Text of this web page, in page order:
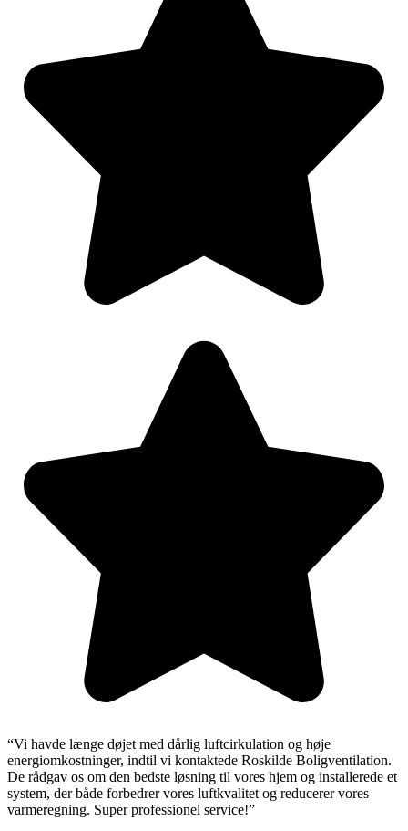
“Vi havde længe døjet med dårlig luftcirkulation og høje
energiomkostninger, indtil vi kontaktede Roskilde Boligventilation.
De rådgav os om den bedste løsning til vores hjem og installerede et
system, der både forbedrer vores luftkvalitet og reducerer vores
varmeregning. Super professionel service!”